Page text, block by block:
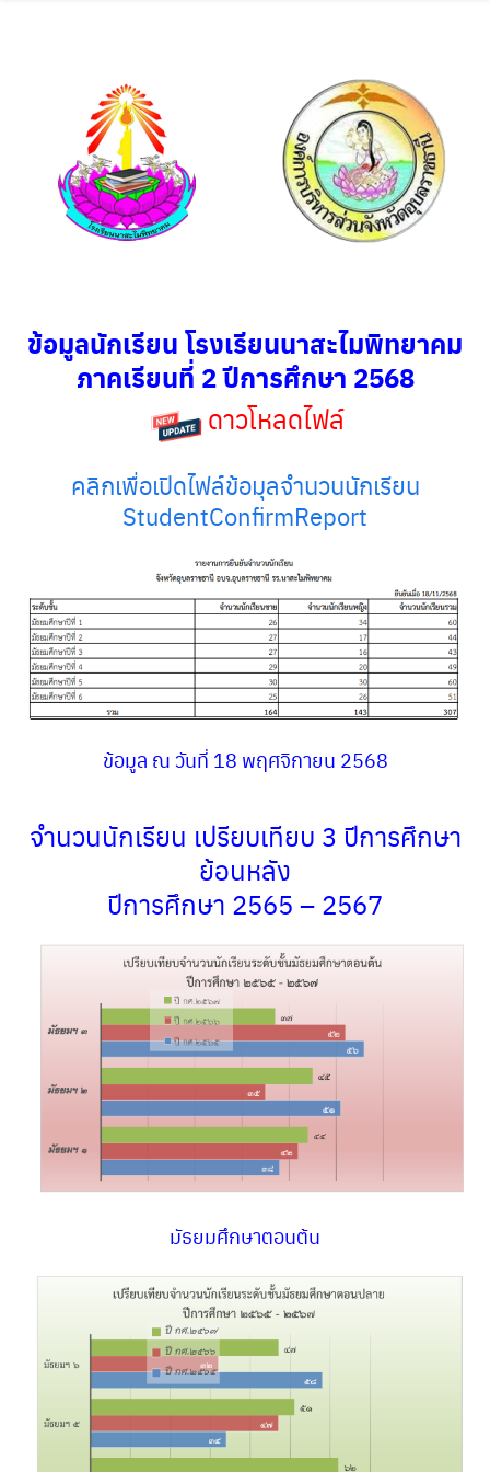
กลุ่มสาระการเรียนรู้
ข้อมูลการศึกษาต่อ
ข้อมูลสถิตินักเรียน
ข้อมูลโรงเรียน
คณะกรรมการสถานศึกษาขั้นพื้นฐาน
ดาวน์โหลด
ทำเนียบบุคลากร
ทำเนียบบุคลากรโรงเรียน
นโยบายความเป็นส่วนตัว
มัธยมศึกษาปีที่ 6
วัดปัจฉิมณีวัน
วัดปุญญานิวาส
วัดเกษมสำราญ
หน้าตัวอย่าง
แหล่งเรียนรู้
ข้อมูลทั่วไป
ข้อมูลนักเรียน โรงเรียนนาสะไมพิทยาคม
ภาคเรียนที่ 2 ปีการศึกษา 2568
ดาวโหลดไฟล์
คลิกเพื่อเปิดไฟล์ข้อมุลจำนวนนักเรียน
StudentConfirmReport
ข้อมูล ณ วันที่ 18 พฤศจิกายน 2568
จำนวนนักเรียน เปรียบเทียบ 3 ปีการศึกษา
ย้อนหลัง
ปีการศึกษา 2565 – 2567
มัธยมศึกษาตอนต้น